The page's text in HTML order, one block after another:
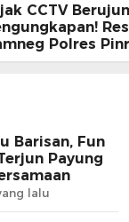
CCTV
Polres
Bongkar
Barisan, Fun
Payung
lalu